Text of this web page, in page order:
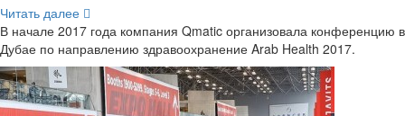
Чи­тать далее
В на­ча­ле 2017 года ком­па­ния Qmatic ор­га­ни­зо­ва­ла кон­фе­рен­цию в
Дубае по на­прав­ле­нию здра­во­охра­не­ние Arab Health 2017.